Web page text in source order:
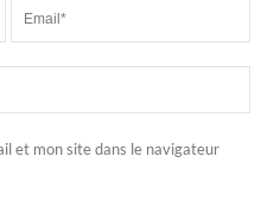
et mon site dans le navigateur